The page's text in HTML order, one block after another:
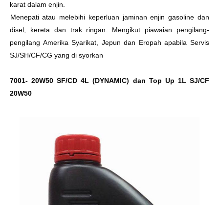
karat dalam enjin.
Menepati atau melebihi keperluan jaminan enjin gasoline dan
disel, kereta dan trak ringan. Mengikut piawaian pengilang-
pengilang Amerika Syarikat, Jepun dan Eropah apabila Servis
SJ/SH/CF/CG yang di syorkan
7001- 20W50 SF/CD 4L (DYNAMIC) dan Top Up 1L SJ/CF
20W50